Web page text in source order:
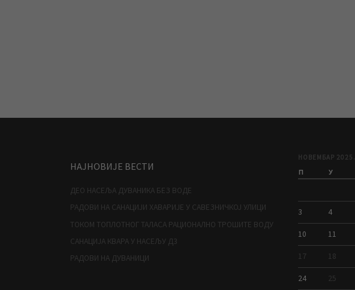
НАЈНОВИЈЕ ВЕСТИ
ДЕО НАСЕЉА ДУВАНИКА БЕЗ ВОДЕ
РАДОВИ НА САНАЦИЈИ ХАВАРИЈЕ У САВЕЗНИЧКОЈ УЛИЦИ
ТОКОМ ТОПЛОТНОГ ТАЛАСА РАЦИОНАЛНО ТРОШИТЕ ВОДУ
САНАЦИЈА КВАРА У НАСЕЉУ Д3
РАДОВИ НА ДУВАНИЦИ
НОВЕМБАР 2025.
П У
3 4
10 11
17 18
24 25